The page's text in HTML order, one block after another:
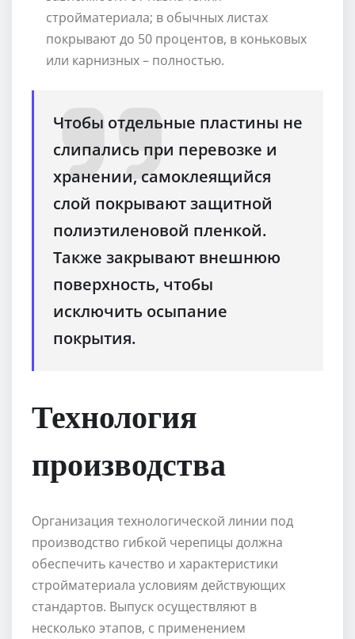
стройматериала; в обычных листах
покрывают до 50 процентов, в коньковых
или карнизных – полностью.
Чтобы отдельные пластины не
слипались при перевозке и
хранении, самоклеящийся
слой покрывают защитной
полиэтиленовой пленкой.
Также закрывают внешнюю
поверхность, чтобы
исключить осыпание
покрытия.
Технология
производства
Организация технологической линии под
производство гибкой черепицы должна
обеспечить качество и характеристики
стройматериала условиям действующих
стандартов. Выпуск осуществляют в
несколько этапов, с применением